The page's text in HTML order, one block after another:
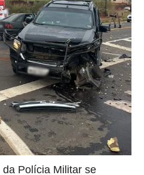
Polícia Militar se